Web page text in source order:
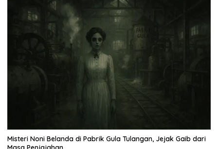
Misteri Noni Belanda di Pabrik Gula Tulangan, Jejak Gaib dari